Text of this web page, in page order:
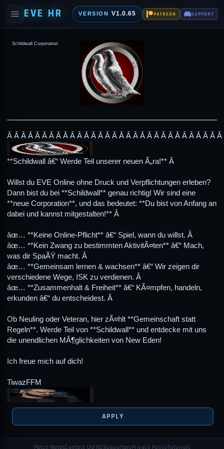
EVE HR VERSION V1.0.65 PATREON SUPPORT
Schildwall Corporation
Â Â Â Â Â Â Â Â Â Â Â Â Â Â Â Â Â Â Â Â Â Â Â Â Â Â Â Â Â Â
**Schildwall â€“ Werde Teil unserer neuen Ã„ra!** Â
Willst du EVE Online ohne Druck und Verpflichtungen erleben?
Dann bist du bei **Schildwall** genau richtig! Wir sind eine
**neue Corporation**, und das bedeutet: **Du bist von Anfang an
dabei und kannst mitgestalten!** Â
âœ… **Keine Online-Pflicht** â€“ Spiel, wann du willst. Â
âœ… **Kein Zwang zu bestimmten AktivitÃ¤ten** â€“ Mach,
was dir SpaÃŸ macht. Â
âœ… **Gemeinsam lernen & wachsen** â€“ Wir zeigen dir
verschiedene Wege, ISK zu verdienen. Â
âœ… **Zusammenhalt & Freiheit** â€“ KÃ¤mpfen, handeln,
erkunden â€“ du entscheidest. Â
Ob Neuling oder Veteran, hier zÃ¤hlt **Gemeinschaft statt
Regeln**. Werde Teil von **Schildwall** und entdecke mit uns
die unendlichen MÃ¶glichkeiten von New Eden!
Ich freue mich auf dich!
TiwazFFM
APPLY
Patch NotesContact UsFAQ Supporters Privacy PolicyTutorials